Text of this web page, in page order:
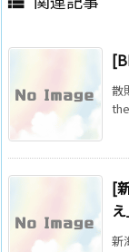
散
[
新